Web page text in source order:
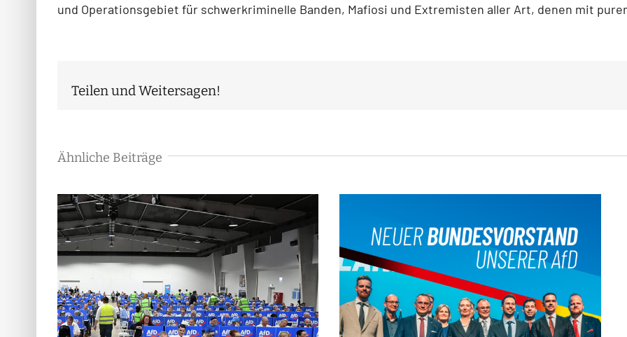
und Operationsgebiet für schwerkriminelle Banden, Mafiosi und Extremisten aller Art, denen mit
Teilen und Weitersagen!
Ähnliche Beiträge